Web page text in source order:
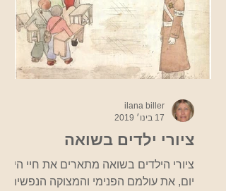
ציורי ילדים בשואה
ציורי הילדים בשואה מתארים את חיי היום
יום, את עולמם הפנימי והמצוקה הנפשית,
ilana biller
17 בינו׳ 2019